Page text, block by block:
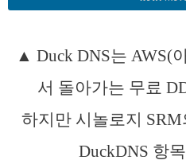
▲ Duck DNS는 AWS(
서 돌아가는 무료
하지만 시놀로지
DuckDNS 항